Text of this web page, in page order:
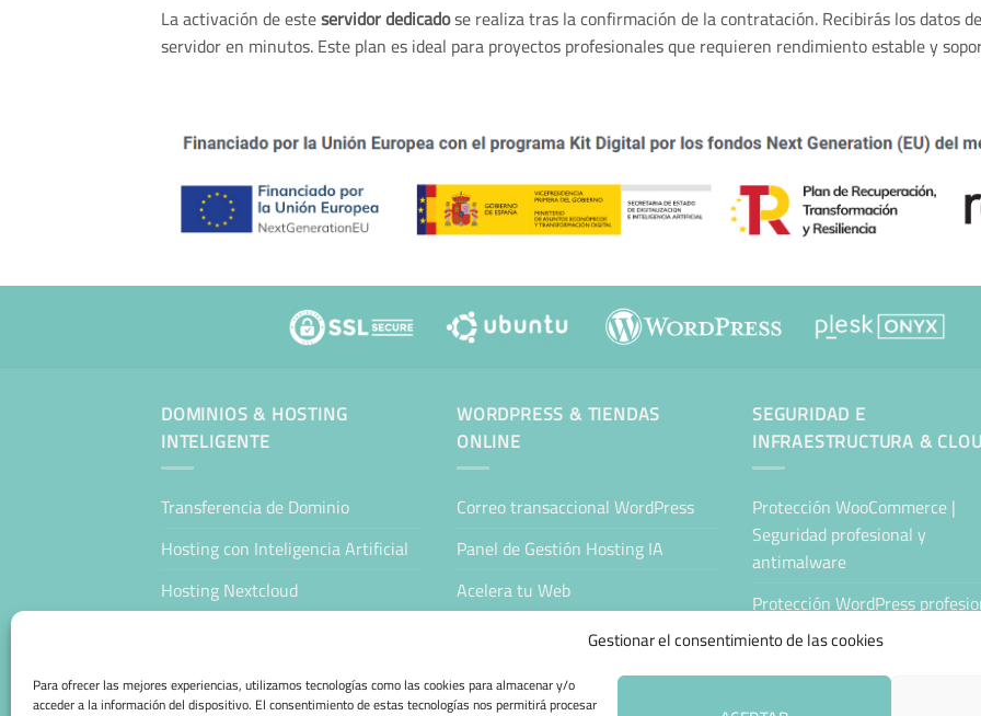
Gestionar el consentimiento de las cookies
Para ofrecer las mejores experiencias, utilizamos tecnologías como las cookies para almacenar y/o
acceder a la información del dispositivo. El consentimiento de estas tecnologías nos permitirá procesar
La activación de esteservidor dedicadose realiza tras la confirmación de la contratación. Recibirás los datos
servidor en minutos. Este plan es ideal para proyectos profesionales que requieren rendimiento estable y
DOMINIOS & HOSTING
INTELIGENTE
Transferencia de Dominio
Hosting con Inteligencia Artificial
Hosting Nextcloud
WooCommerce Hosting Profesional
WORDPRESS & TIENDAS
ONLINE
Correo transaccional WordPress
Panel de Gestión Hosting IA
Acelera tu Web
Mantenimiento Web WordPress
Hosting Sitejet
SEGURIDAD E
INFRAESTRUCTURA &
Protección WooCommerce |
Seguridad profesional y
antimalware
Protección WordPress
Antimalware y seguridad
Servidor Cloud Seguro